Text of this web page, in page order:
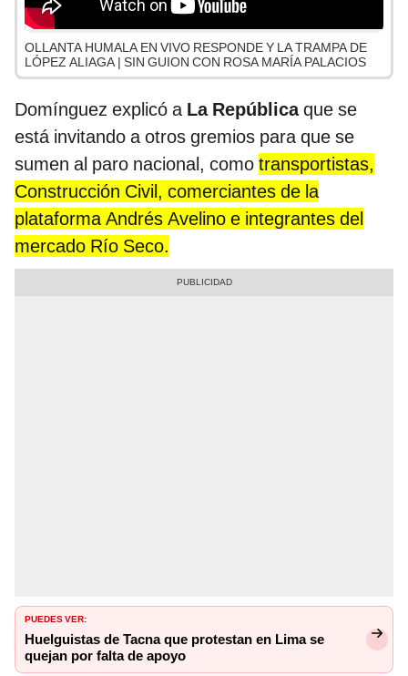
OLLANTA HUMALA EN VIVO RESPONDE Y LA TRAMPA DE
LÓPEZ ALIAGA | SIN GUION CON ROSA MARÍA PALACIOS
Domínguez explicó a La República que se
está invitando a otros gremios para que se
sumen al paro nacional, como transportistas,
Construcción Civil, comerciantes de la
plataforma Andrés Avelino e integrantes del
mercado Río Seco.
PUEDES VER:
Huelguistas de Tacna que protestan en Lima se
quejan por falta de apoyo